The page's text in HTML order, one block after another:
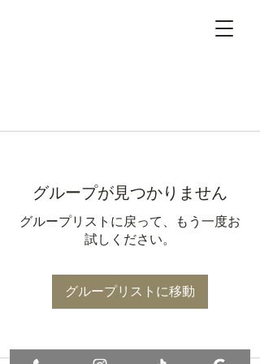
グループが見つかりません
グループリストに戻って、もう一度お
試しください。
グループリストに移動